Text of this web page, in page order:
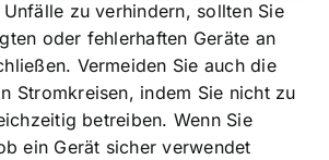
zu verhindern, sollten Sie
oder fehlerhaften Geräte an
Vermeiden Sie auch die
Stromkreisen, indem Sie nicht zu
betreiben. Wenn Sie
ein Gerät sicher verwendet